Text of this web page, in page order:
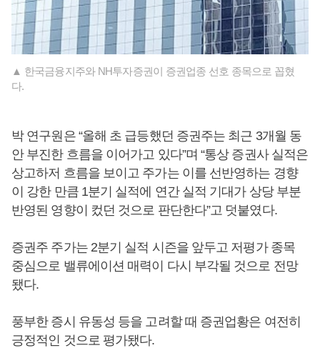
▲ 한국금융지주와 NH투자증권이 증권업종 선호 종목으로 꼽혔
다.
박 연구원은 “올해 초 급등했던 증권주는 최근 3개월 동
안 부진한 흐름을 이어가고 있다”며 “통상 증권사 실적은
상고하저 흐름을 보이고 주가는 이를 선반영하는 경향
이 강한 만큼 1분기 실적에 연간 실적 기대가 상당 부분
반영된 영향이 컸던 것으로 판단한다”고 덧붙였다.
증권주 주가는 2분기 실적 시즌을 앞두고 저평가 종목
중심으로 밸류에이션 매력이 다시 부각될 것으로 전망
됐다.
풍부한 증시 유동성 등을 고려할 때 증권업황은 여전히
긍정적인 것으로 평가됐다.